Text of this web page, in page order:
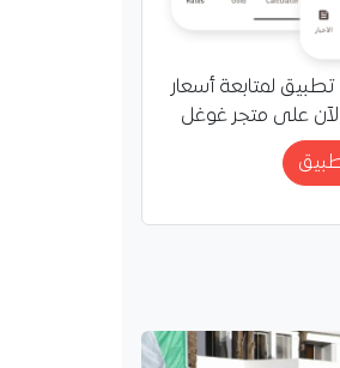
لمتابعة أسعار
على متجر غوغل